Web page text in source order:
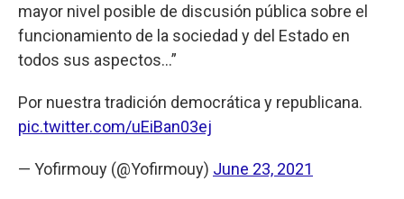
mayor nivel posible de discusión pública sobre el
funcionamiento de la sociedad y del Estado en
todos sus aspectos...”
Por nuestra tradición democrática y republicana.
pic.twitter.com/uEiBan03ej
— Yofirmouy (@Yofirmouy) June 23, 2021